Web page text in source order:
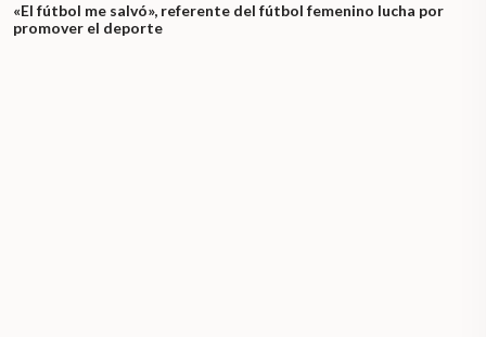
«El fútbol me salvó», referente del fútbol femenino lucha por
promover el deporte